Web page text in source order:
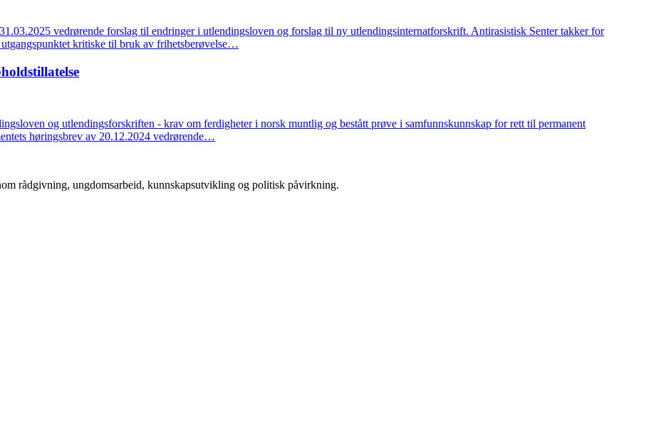
vedrørende forslag til endringer i utlendingsloven og forslag til ny utlendingsinternatforskrift. Antirasistisk Senter takker for
kritiske til bruk av frihetsberøvelse…
og utlendingsforskriften - krav om ferdigheter i norsk muntlig og bestått prøve i samfunnskunnskap for rett til permanent
høringsbrev av 20.12.2024 vedrørende…
rådgivning, ungdomsarbeid, kunnskapsutvikling og politisk påvirkning.